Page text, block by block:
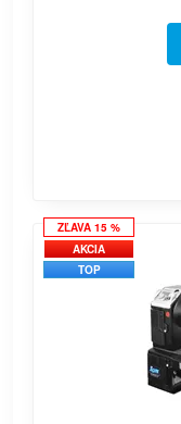
ZĽAVA 15 %
AKCIA
TOP